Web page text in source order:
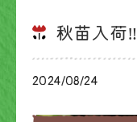
秋苗入荷‼
2024/08/24